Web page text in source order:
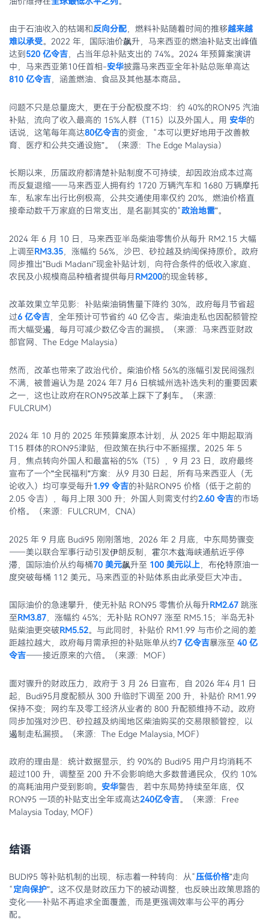
由于石油收入的枯竭和反向分配 ，燃料补贴随着时间的推移越来越
难以承受。2022 年，国际油价飙升，马来西亚的燃油补贴支出峰值
达到 520 亿令吉 ，占当年总补贴支出的 74%。2024 年预算案演讲
中，马来西亚第10任首相-安华披露马来西亚全年补贴总账单高达
810 亿令吉 ，涵盖燃油、食品及其他基本商品。
问题不只是总量庞大，更在于分配极度不均：约 40%的RON95 汽油
补贴，流向了收入最高的 15%人群（T15）以及外国人。用 安华的
话说，这笔每年高达80亿令吉的资金，“本可以更好地用于改善教
育、医疗和公共交通设施”。（来源：The Edge Malaysia）
长期以来，历届政府都清楚补贴制度不可持续，却因政治成本过高
而反复退缩——马来西亚人拥有约 1720 万辆汽车和 1680 万辆摩托
车，私家车出行比例极高，公共交通使用率仅约 20%，燃油价格直
接牵动数千万家庭的日常支出，是名副其实的“政治地雷”。
2024 年 6 月 10 日，马来西亚半岛柴油零售价从每升 RM2.15 大幅
上调至RM3.35 ，涨幅约 56%，沙巴、砂拉越及纳闽保持原价。政府
同步推出”Budi Madani”现金补贴计划，向符合条件的低收入家庭、
农民及小规模商品种植者提供每月RM200的现金转移。
改革效果立竿见影：补贴柴油销售量下降约 30%，政府每月节省超
过6 亿令吉 ，全年预计可节省约 40 亿令吉。柴油走私也因配额管控
而大幅受遏，每月可减少数亿令吉的漏损。（来源：马来西亚财政
部官网、The Edge Malaysia）
然而，改革也带来了政治代价。柴油价格 56%的涨幅引发民间强烈
不满，被普遍认为是 2024 年7 月6 日槟城州选补选失利的重要因素
之一，这也让政府在RON95改革上踩下了刹车。（来源：
FULCRUM）
2024 年 10 月的 2025 年预算案原本计划，从 2025 年中期起取消
T15 群体的RON95津贴，但政策在执行中不断摇摆。2025 年 5
月，焦点转向外国人和最富裕的5%（T5），9 月 23 日，政府最终
宣布了一个"全民福利"方案：从9 月30 日起，所有马来西亚人（无
论收入）均可享受每升1.99 令吉的补贴RON95 价格（低于之前的
2.05 令吉），每月上限 300 升；外国人则需支付约2.60 令吉的市场
价格。（来源：FULCRUM，CNA）
2025 年 9 月底 Budi95 刚刚落地，2026 年 2 月底，中东局势骤变
——美以联合军事行动引发伊朗反制，霍尔木兹海峡通航近乎停
滞，国际油价从约每桶70 美元飙升至 100 美元以上 ，布伦特原油一
度突破每桶 112 美元。马来西亚的补贴体系由此承受巨大冲击。
国际油价的急速攀升，使无补贴 RON95 零售价从每升RM2.67 跳涨
至RM3.87 ，涨幅约 45%；无补贴 RON97 涨至 RM5.15；半岛无补
贴柴油更突破RM5.52。与此同时，补贴价 RM1.99 与市价之间的差
距越拉越大，政府每月需承担的补贴账单从约7 亿令吉暴涨至 40 亿
令吉——接近原来的六倍。（来源：MOF）
面对骤升的财政压力，政府于 3 月 26 日宣布，自 2026 年4 月1 日
起，Budi95月度配额从 300 升临时下调至 200 升，补贴价 RM1.99
保持不变；网约车及零工经济从业者的 800 升配额维持不动。政府
同步加强对沙巴、砂拉越及纳闽地区柴油购买的交易限额管控，以
遏制走私漏损。（来源：The Edge Malaysia, MOF）
政府的理由是：统计数据显示，约 90%的 Budi95 用户月均消耗不
超过100 升，调整至 200 升不会影响绝大多数普通民众，仅约 10%
的高耗油用户受到影响。 安华警告，若中东局势持续至年底，仅
RON95 一项的补贴支出全年或高达240亿令吉。（来源：Free
Malaysia Today, MOF）
结语
BUDI95 等补贴机制的出现，标志着一种转向：从“压低价格”走向
“定向保护”。这不仅是财政压力下的被动调整，也反映出政策思路的
变化——补贴不再追求全面覆盖，而是更强调效率与公平的再分
配。